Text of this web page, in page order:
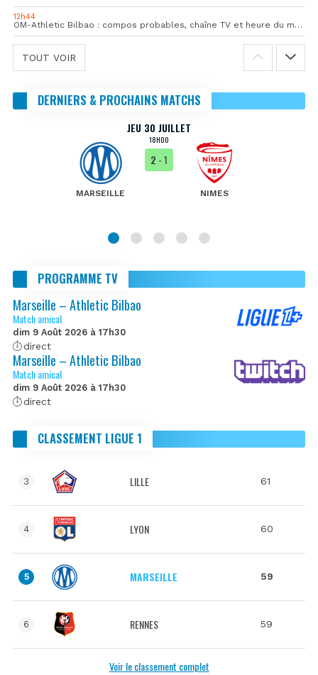
12h44
OM-Athletic Bilbao : compos probables, chaîne TV et heure du match
TOUT VOIR
DERNIERS & PROCHAINS MATCHS
JEU 30 JUILLET
18H00
MARSEILLE
2 - 1
NIMES
PROGRAMME TV
Marseille – Athletic Bilbao
Match amical
dim 9 Août 2026 à 17h30
direct
Marseille – Athletic Bilbao
Match amical
dim 9 Août 2026 à 17h30
direct
CLASSEMENT LIGUE 1
3 LILLE 61
4 LYON 60
5 MARSEILLE 59
6 RENNES 59
Voir le classement complet